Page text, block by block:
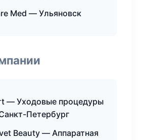
Med — Ульяновск
— Уходовые процедуры
Петербург
Beauty — Аппаратная